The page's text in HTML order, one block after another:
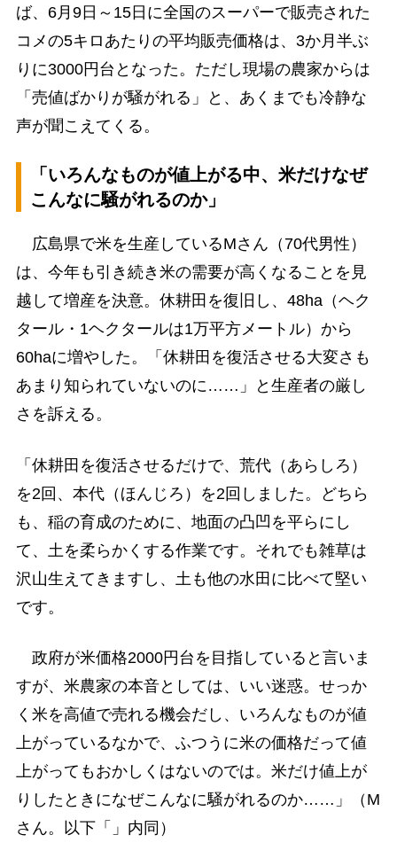
ば、6月9日～15日に全国のスーパーで販売された
コメの5キロあたりの平均販売価格は、3か月半ぶ
りに3000円台となった。ただし現場の農家からは
「売値ばかりが騒がれる」と、あくまでも冷静な
声が聞こえてくる。
「いろんなものが値上がる中、米だけなぜ
こんなに騒がれるのか」
広島県で米を生産しているMさん（70代男性）
は、今年も引き続き米の需要が高くなることを見
越して増産を決意。休耕田を復旧し、48ha（ヘク
タール・1ヘクタールは1万平方メートル）から
60haに増やした。「休耕田を復活させる大変さも
あまり知られていないのに……」と生産者の厳し
さを訴える。
「休耕田を復活させるだけで、荒代（あらしろ）
を2回、本代（ほんじろ）を2回しました。どちら
も、稲の育成のために、地面の凸凹を平らにし
て、土を柔らかくする作業です。それでも雑草は
沢山生えてきますし、土も他の水田に比べて堅い
です。
政府が米価格2000円台を目指していると言いま
すが、米農家の本音としては、いい迷惑。せっか
く米を高値で売れる機会だし、いろんなものが値
上がっているなかで、ふつうに米の価格だって値
上がってもおかしくはないのでは。米だけ値上が
りしたときになぜこんなに騒がれるのか……」（M
さん。以下「」内同）